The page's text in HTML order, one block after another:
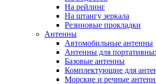
На рейлинг
На штангу зеркала
Резиновые прокладки
Антенны
Автомобильные антенны
Антенны для
Базовые антенны
Комплектующие для
Морские и речные